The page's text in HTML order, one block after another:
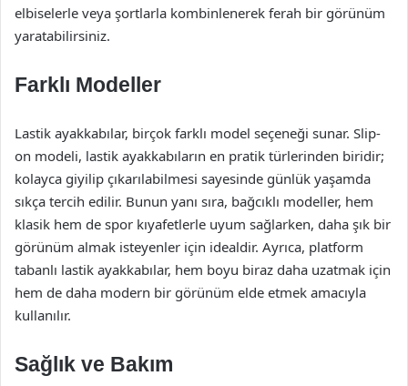
elbiselerle veya şortlarla kombinlenerek ferah bir görünüm
yaratabilirsiniz.
Farklı Modeller
Lastik ayakkabılar, birçok farklı model seçeneği sunar. Slip-
on modeli, lastik ayakkabıların en pratik türlerinden biridir;
kolayca giyilip çıkarılabilmesi sayesinde günlük yaşamda
sıkça tercih edilir. Bunun yanı sıra, bağcıklı modeller, hem
klasik hem de spor kıyafetlerle uyum sağlarken, daha şık bir
görünüm almak isteyenler için idealdir. Ayrıca, platform
tabanlı lastik ayakkabılar, hem boyu biraz daha uzatmak için
hem de daha modern bir görünüm elde etmek amacıyla
kullanılır.
Sağlık ve Bakım